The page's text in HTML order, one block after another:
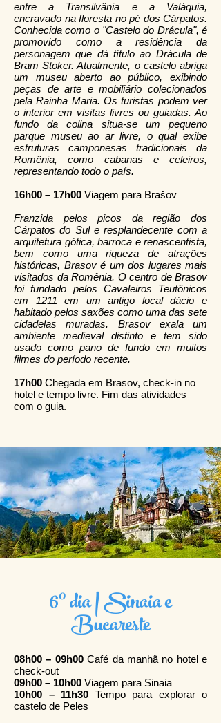
entre a Transilvânia e a Valáquia,
encravado na floresta no pé dos Cárpatos.
Conhecida como o "Castelo do Drácula", é
promovido como a residência da
personagem que dá título ao Drácula de
Bram Stoker. Atualmente, o castelo abriga
um museu aberto ao público, exibindo
peças de arte e mobiliário colecionados
pela Rainha Maria. Os turistas podem ver
o interior em visitas livres ou guiadas. Ao
fundo da colina situa-se um pequeno
parque museu ao ar livre, o qual exibe
estruturas camponesas tradicionais da
Romênia, como cabanas e celeiros,
representando todo o país.
16h00 – 17h00 Viagem para Brašov
Franzida pelos picos da região dos
Cárpatos do Sul e resplandecente com a
arquitetura gótica, barroca e renascentista,
bem como uma riqueza de atrações
históricas, Brasov é um dos lugares mais
visitados da Romênia. O centro de Brasov
foi fundado pelos Cavaleiros Teutônicos
em 1211 em um antigo local dácio e
habitado pelos saxões como uma das sete
cidadelas muradas. Brasov exala um
ambiente medieval distinto e tem sido
usado como pano de fundo em muitos
filmes do período recente.
17h00 Chegada em Brasov, check-in no
hotel e tempo livre. Fim das atividades
com o guia.
6º dia | Sinaia e
Bucareste
08h00 – 09h00Café da manhã no hotel e
check-out
09h00 – 10h00 Viagem para Sinaia
10h00 – 11h30 Tempo para explorar o
castelo de Peles